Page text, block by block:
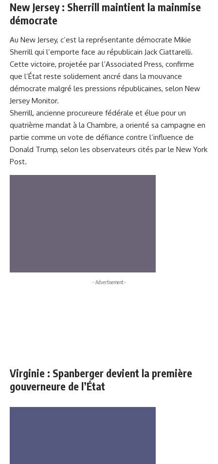
New Jersey : Sherrill maintient la mainmise
démocrate
Au New Jersey, c’est la représentante démocrate Mikie
Sherrill qui l’emporte face au républicain Jack Ciattarelli.
Cette victoire, projetée par l’Associated Press, confirme
que l’État reste solidement ancré dans la mouvance
démocrate malgré les pressions républicaines, selon New
Jersey Monitor.
Sherrill, ancienne procureure fédérale et élue pour un
quatrième mandat à la Chambre, a orienté sa campagne en
partie comme un vote de défiance contre l’influence de
Donald Trump, selon les observateurs cités par le New York
Post.
- Advertisement -
Virginie : Spanberger devient la première
gouverneure de l’État